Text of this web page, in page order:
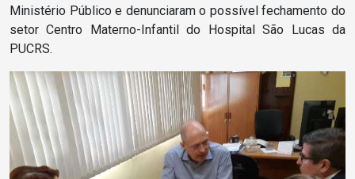
Ministério Público e denunciaram o possível fechamento do
setor Centro Materno-Infantil do Hospital São Lucas da
PUCRS.